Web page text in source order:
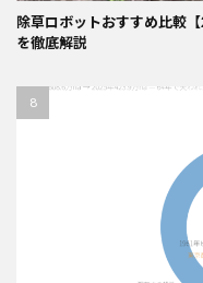
除草ロボットおすすめ比較
を徹底解説